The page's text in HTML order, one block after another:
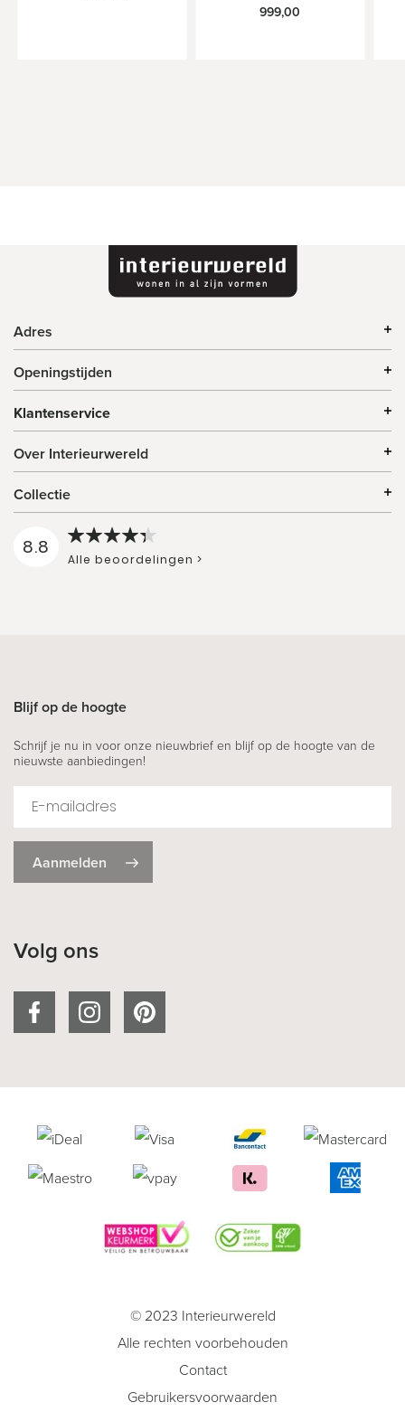
999,00
Adres
Openingstijden
Klantenservice
Over Interieurwereld
Collectie
8.8
Alle beoordelingen >
Blijf op de hoogte
Schrijf je nu in voor onze nieuwbrief en blijf op de hoogte van de
nieuwste aanbiedingen!
Aanmelden
Volg ons
© 2023 Interieurwereld
Alle rechten voorbehouden
Contact
Gebruikersvoorwaarden